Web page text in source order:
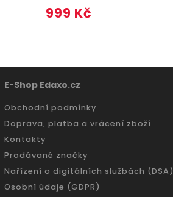
999 Kč
E-Shop Edaxo.cz
Obchodní podmínky
Doprava, platba a vrácení zboží
Kontakty
Prodávané značky
Nařízení o digitálních službách (DSA)
Osobní údaje (GDPR)